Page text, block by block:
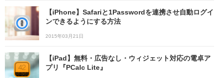
【iPhone】Safariと1Passwordを連携させ自動ログイ
ンできるようにする方法
2015年03月21日
【iPad】無料・広告なし・ウィジェット対応の電卓ア
プリ『PCalc Lite』